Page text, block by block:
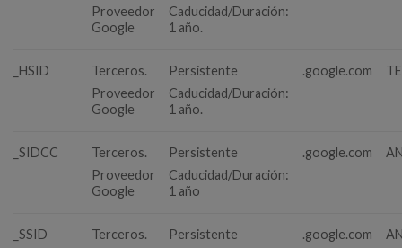
Proveedor
Google
Caducidad/Duración:
1 año.
_HSID
Terceros.
Proveedor
Google
Persistente
Caducidad/Duración:
1 año.
.google.com
_SIDCC
Terceros.
Proveedor
Google
Persistente
Caducidad/Duración:
1 año
.google.com
_SSID
Terceros.
Persistente
.google.com